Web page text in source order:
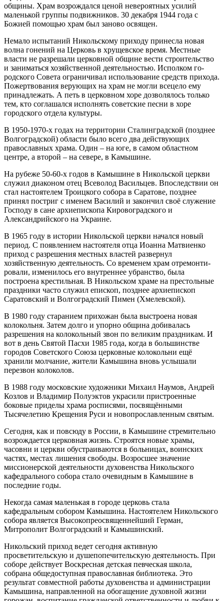
общины. Храм возрождался ценой невероятных усилий
маленькой группы подвижников. 30 декабря 1944 года с
Божией помощью храм был заново освящен.
Немало испытаний Никольскому приходу принесла новая
волна гонений на Церковь в хрущевское время. Местные
власти не разрешали церковной общине вести строительство
и заниматься хозяйственной деятельностью. Исполком го­
родского Совета ограничивал использование средств прихода.
Пожертвования верующих на храм не могли всецело ему
принадлежать. А петь в церковном хоре дозволялось только
тем, кто соглашался исполнять советские песни в хоре
городского отдела культуры.
В 1950-1970-х годах на территории Сталинградской (позднее
Волгоградской) области было всего два действующих
православных храма. Один – на юге, в самом областном
центре, а второй – на севере, в Камышине.
На рубеже 50-60-х годов в Камышине в Никольской церкви
служил диаконом отец Всеволод Васильцев. Впоследствии он
стал настоятелем Троицкого собора в Саратове, позднее
принял постриг с именем Василий и закончил своё служение
Господу в сане архиепископа Кировоградского и
Александрийского на Украине.
В 1965 году в истории Никольской церкви начался новый
период. С появлением настоятеля отца Иоанна Матвиенко
приход с разрешения местных властей развернул
хозяйственную деятельность. Со временем храм отремонти­
ровали, изменилось его внутреннее убранство, была
построена крестильная. В Никольском храме на престольные
праздники часто служил епископ, позднее архиепископ
Саратовский и Волгоградский Пимен (Хмелевской).
В 1980 году старанием прихожан была выстроена новая
колокольня. Затем долго и упорно община добивалась
разрешения на колокольный звон по великим праздникам. И
вот в день Святой Пасхи 1985 года, когда в большинстве
городов Советского Союза церковные колокольни ещё
хранили молчание, жители Камышина вновь услышали
перезвон колоколов.
В 1988 году московские художники Михаил Наумов, Андрей
Козлов и Владимир Полуэктов украсили пристроенные
боковые приделы храма росписями, посвящёнными
Тысячелетию Крещения Руси и новопрославленным святым.
Сегодня, как и повсюду в России, в Камышине стремительно
возрождается церковная жизнь. Строятся новые храмы,
часовни и церкви обустраиваются в больницах, воинских
частях, местах лишения свободы. Возросшее значение
миссионерской деятельности духовенства Никольского
кафедрального собора стало очевидным в Камышине в
последние годы.
Некогда самая маленькая в городе церковь стала
кафедральным собором Камышина. Настоятелем Никольского
собора является Высокопреосвященнейший Герман,
Митрополит Волгоградский и Камышинский.
Никольский приход ведет сегодня активную
просветительскую и душепопечительскую деятельность. При
соборе действует Воскресная детская певческая школа,
собрана общедоступная православная библиотека. Это
результат совместной работы духовенства и администрации
Камышина, направленной на обогащение духовной жизни